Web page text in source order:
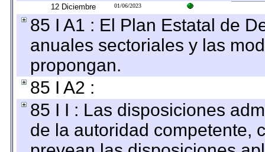
12 Diciembre 01/06/2023
85 I A1 : El Plan Estatal de
anuales sectoriales y las
propongan.
85 I A2 :
85 I I : Las disposiciones
de la autoridad competente,